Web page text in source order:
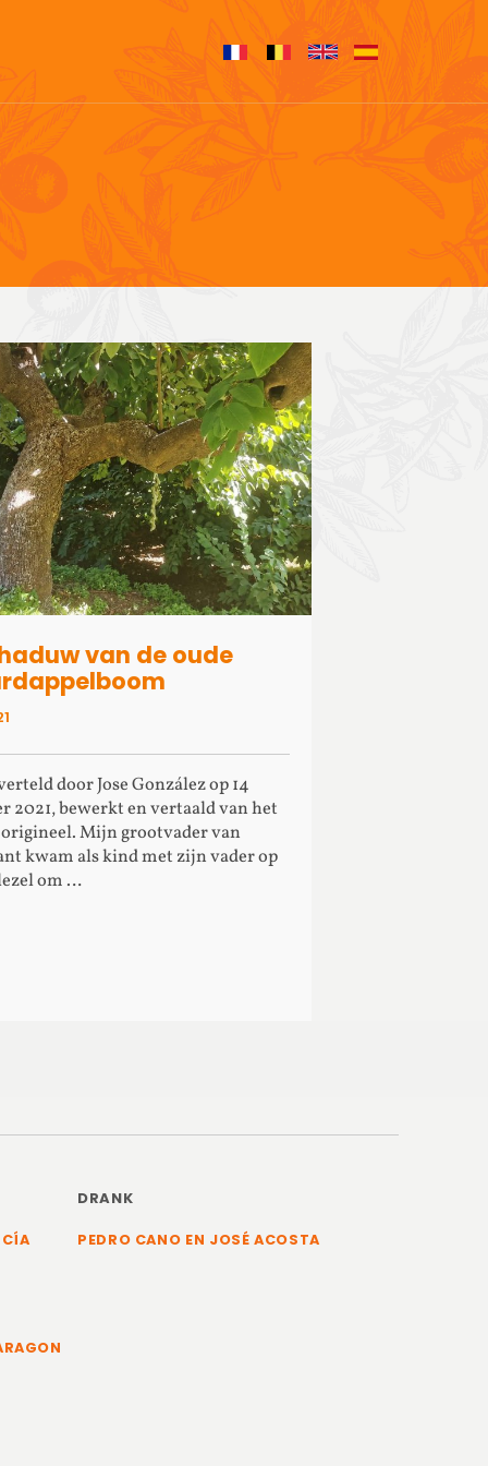
van de oude
door Jose González op 14
2021, bewerkt en vertaald van het
origineel. Mijn grootvader van
kwam als kind met zijn vader op
om …
DRANK
PEDRO CANO EN JOSÉ ACOSTA